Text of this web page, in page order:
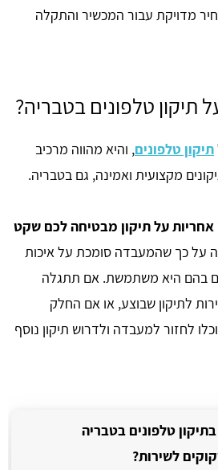
מדויקת עבור המכשיר והתקלה
תיקון טלפונים בטבריה?
תיקון טלפונים, והיא מהווה מרכיב
מקצועית ואמינה, גם בטבריה.
על תיקון מבטיחה לכם שקט
על כך שהמעבדה סומכת על איכות
בהם היא משתמשת. אם תתגלה
לתיקון שבוצע, או אם החלק
לחזור למעבדה ולדרוש תיקון נוסף
טלפונים בטבריה
לשירות?